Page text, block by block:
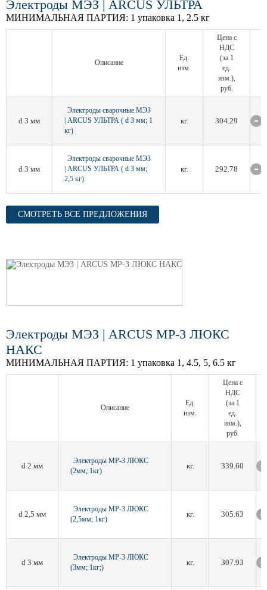
Электроды МЭЗ | ARCUS УЛЬТРА
МИНИМАЛЬНАЯ ПАРТИЯ: 1 упаковка 1, 2.5 кг
Описание
Ед.
изм.
Цена с
НДС
(за 1
ед.
изм.),
руб.
d 3 мм
Электроды сварочные МЭЗ
| ARCUS УЛЬТРА ( d 3 мм; 1
кг)
кг. 304.29
d 3 мм
Электроды сварочные МЭЗ
| ARCUS УЛЬТРА ( d 3 мм;
2,5 кг)
кг. 292.78
СМОТРЕТЬ ВСЕ ПРЕДЛОЖЕНИЯ
Электроды МЭЗ | ARCUS МР-3 ЛЮКС
НАКС
МИНИМАЛЬНАЯ ПАРТИЯ: 1 упаковка 1, 4.5, 5, 6.5 кг
Описание
Ед.
изм.
Цена с
НДС
(за 1
ед.
изм.),
руб.
d 2 мм
Электроды МР-3 ЛЮКС
(2мм; 1кг)
кг. 339.60
d 2,5 мм
Электроды МР-3 ЛЮКС
(2,5мм; 1кг)
кг. 305.63
d 3 мм
Электроды МР-3 ЛЮКС
(3мм; 1кг;)
кг. 307.93